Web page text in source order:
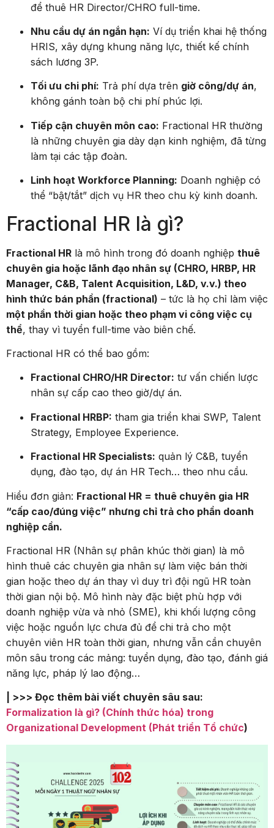
để thuê HR Director/CHRO full-time.
Nhu cầu dự án ngắn hạn: Ví dụ triển khai hệ thống
HRIS, xây dựng khung năng lực, thiết kế chính
sách lương 3P.
Tối ưu chi phí: Trả phí dựa trên giờ công/dự án,
không gánh toàn bộ chi phí phúc lợi.
Tiếp cận chuyên môn cao: Fractional HR thường
là những chuyên gia dày dạn kinh nghiệm, đã từng
làm tại các tập đoàn.
Linh hoạt Workforce Planning: Doanh nghiệp có
thể “bật/tắt” dịch vụ HR theo chu kỳ kinh doanh.
Fractional HR là gì?
Fractional HR là mô hình trong đó doanh nghiệp thuê
chuyên gia hoặc lãnh đạo nhân sự (CHRO, HRBP, HR
Manager, C&B, Talent Acquisition, L&D, v.v.) theo
hình thức bán phần (fractional) – tức là họ chỉ làm việc
một phần thời gian hoặc theo phạm vi công việc cụ
thể, thay vì tuyển full-time vào biên chế.
Fractional HR có thể bao gồm:
Fractional CHRO/HR Director: tư vấn chiến lược
nhân sự cấp cao theo giờ/dự án.
Fractional HRBP: tham gia triển khai SWP, Talent
Strategy, Employee Experience.
Fractional HR Specialists: quản lý C&B, tuyển
dụng, đào tạo, dự án HR Tech… theo nhu cầu.
Hiểu đơn giản: Fractional HR = thuê chuyên gia HR
“cấp cao/đúng việc” nhưng chỉ trả cho phần doanh
nghiệp cần.
Fractional HR (Nhân sự phân khúc thời gian) là mô
hình thuê các chuyên gia nhân sự làm việc bán thời
gian hoặc theo dự án thay vì duy trì đội ngũ HR toàn
thời gian nội bộ. Mô hình này đặc biệt phù hợp với
doanh nghiệp vừa và nhỏ (SME), khi khối lượng công
việc hoặc nguồn lực chưa đủ để chi trả cho một
chuyên viên HR toàn thời gian, nhưng vẫn cần chuyên
môn sâu trong các mảng: tuyển dụng, đào tạo, đánh giá
năng lực, pháp lý lao động…
| >>> Đọc thêm bài viết chuyên sâu sau:
Formalization là gì? (Chính thức hóa) trong
Organizational Development (Phát triển Tổ chức)